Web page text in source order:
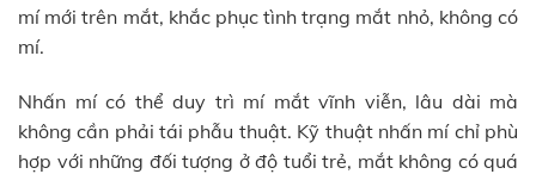
mí mới trên mắt, khắc phục tình trạng mắt nhỏ, không có
mí.
Nhấn mí có thể duy trì mí mắt vĩnh viễn, lâu dài mà
không cần phải tái phẫu thuật. Kỹ thuật nhấn mí chỉ phù
hợp với những đối tượng ở độ tuổi trẻ, mắt không có quá